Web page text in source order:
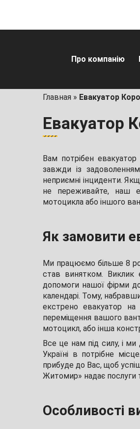
Про компанію
Главная » Евакуатор
Евакуатор
Вам потрібен
завжди із
неприємні інциденти.
не переживайте, наш
мотоцикла або іншого
Як замовити
Ми працюємо більше 8
став винятком. Виклик
допомоги нашої фірми
календарі. Тому,
екстрено евакуатор
переміщення вашого
мотоцикл, або інша
Все це нам під силу, і
Україні в потрібне
прибуде до Вас, щоб
Житомир» надає послуги
Особливості